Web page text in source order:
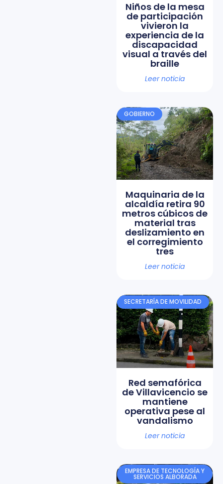
Niños de la mesa
de participación
vivieron la
experiencia de la
discapacidad
visual a través del
braille
Leer noticia
GOBIERNO
Maquinaria de la
alcaldía retira 90
metros cúbicos de
material tras
deslizamiento en
el corregimiento
tres
Leer noticia
SECRETARÍA DE MOVILIDAD
Red semafórica
de Villavicencio se
mantiene
operativa pese al
vandalismo
Leer noticia
EMPRESA DE TECNOLOGÍA Y
SERVICIOS ALBORADA